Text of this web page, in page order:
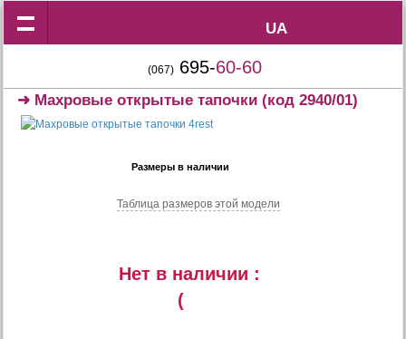
UA
UA
(067) 695-60-60
➜ Махровые открытые тапочки (код 2940/01)
Размеры в наличии
Таблица размеров этой модели
Нет в наличии :
(